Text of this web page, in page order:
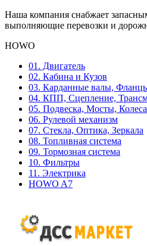
Наша компания снабжает
выполняющие перевозки и
HOWO
01. Двигатель
02. Кабина и Кузов
03. Карданные валы,
04. КПП, Сцепление,
05. Подвеска, Мосты, Колеса
06. Рулевой механизм
07. Стекла, Оптика, Зеркала
08. Топливная система
09. Тормозная система
10. Фильтры
11. Электрика
HOWO A7